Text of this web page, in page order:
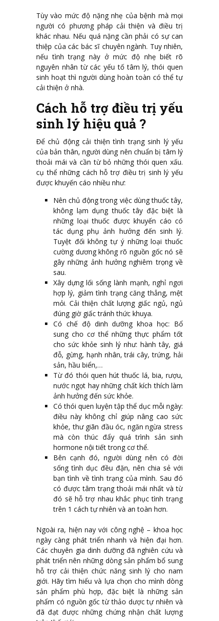
Tùy vào mức độ nặng nhẹ của bệnh mà mọi
người có phương pháp cải thiện và điều trị
khác nhau. Nếu quá nặng cần phải có sự can
thiệp của các bác sĩ chuyên ngành. Tuy nhiên,
nếu tình trạng này ở mức độ nhẹ biết rõ
nguyên nhân từ các yếu tố tâm lý, thói quen
sinh hoạt thì người dùng hoàn toàn có thể tự
cải thiện ở nhà.
Cách hỗ trợ điều trị yếu
sinh lý hiệu quả ?
Để chủ động cải thiện tình trạng sinh lý yếu
của bản thân, người dùng nên chuẩn bị tâm lý
thoải mái và cần từ bỏ những thói quen xấu.
cụ thể những cách hỗ trợ điều trị sinh lý yếu
được khuyến cáo nhiều như:
Nên chủ động trong việc dùng thuốc tây,
không lạm dụng thuốc tây đặc biệt là
những loại thuốc được khuyến cáo có
tác dụng phụ ảnh hưởng đến sinh lý.
Tuyệt đối không tự ý những loại thuốc
cường dương không rõ nguồn gốc nó sẽ
gây những ảnh hưởng nghiêm trọng về
sau.
Xây dựng lối sống lành mạnh, nghỉ ngơi
hợp lý, giảm tình trạng căng thẳng, mệt
mỏi. Cải thiện chất lượng giấc ngủ, ngủ
đúng giờ giấc tránh thức khuya.
Có chế độ dinh dưỡng khoa học: Bổ
sung cho cơ thể những thực phẩm tốt
cho sức khỏe sinh lý như: hành tây, giá
đỗ, gừng, hạnh nhân, trái cây, trứng, hải
sản, hầu biển,…
Từ đó thói quen hút thuốc lá, bia, rượu,
nước ngọt hay những chất kích thích làm
ảnh hưởng đến sức khỏe.
Có thói quen luyện tập thể dục mỗi ngày:
điều này không chỉ giúp nâng cao sức
khỏe, thư giãn đầu óc, ngăn ngừa stress
mà còn thúc đẩy quá trình sản sinh
hormone nội tiết trong cơ thể.
Bên cạnh đó, người dùng nên có đời
sống tình dục đều đặn, nên chia sẻ với
bạn tình về tình trạng của mình. Sau đó
có được tâm trạng thoải mái nhất và từ
đó sẽ hỗ trợ nhau khắc phục tình trạng
trên 1 cách tự nhiên và an toàn hơn.
Ngoài ra, hiện nay với công nghệ – khoa học
ngày càng phát triển nhanh và hiện đại hơn.
Các chuyên gia dinh dưỡng đã nghiên cứu và
phát triển nên những dòng sản phẩm bổ sung
hỗ trợ cải thiện chức năng sinh lý cho nam
giới. Hãy tìm hiểu và lựa chọn cho mình dòng
sản phẩm phù hợp, đặc biệt là những sản
phẩm có nguồn gốc từ thảo dược tự nhiên và
đã đạt được những chứng nhận chất lượng